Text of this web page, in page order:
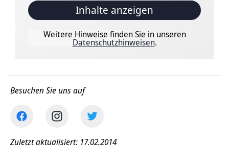
Inhalte anzeigen
Weitere Hinweise finden Sie in unseren
Datenschutzhinweisen.
Besuchen Sie uns auf
Zuletzt aktualisiert: 17.02.2014